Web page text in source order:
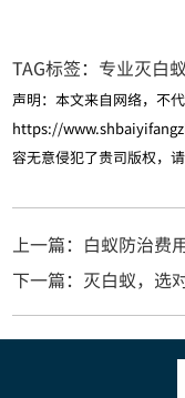
TAG标签： 专业灭白蚁
声明：本文来自网络，不
https://
容无意侵犯了贵司版权，
上一篇：白蚁防治费
下一篇：灭白蚁，选